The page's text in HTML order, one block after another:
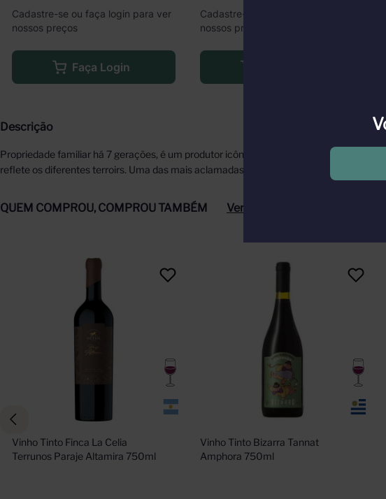
Cadastre-se ou faça login para ver
nossos preços
Faça Login
Cadastre-se ou faça login para ver
nossos preços
Descrição
Propriedade familiar há 7 gerações, é um produtor icônico e prestigiado. Allegrini
reflete os diferentes terroirs. Uma das mais aclamadas vinícolas italianas no mundo.
QUEM COMPROU, COMPROU TAMBÉM Ver tudo
Vinho Tinto Finca La Celia
Terrunos Paraje Altamira 750ml
Vinho Tinto Bizarra Tannat
Amphora 750ml